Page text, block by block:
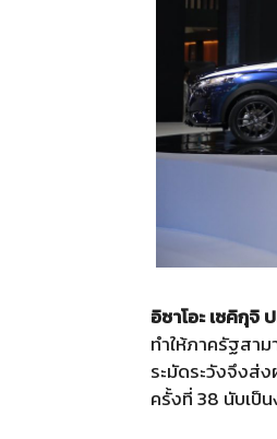
อิซาโอะเซคิกุจิ
ทำให้ภาครัฐสา
ระมัดระวังจึงส่
ครั้งที่ 38 นับเป็